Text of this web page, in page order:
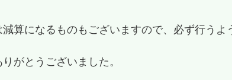
算になるものもございますので、必ず行うよ
がとうございました。